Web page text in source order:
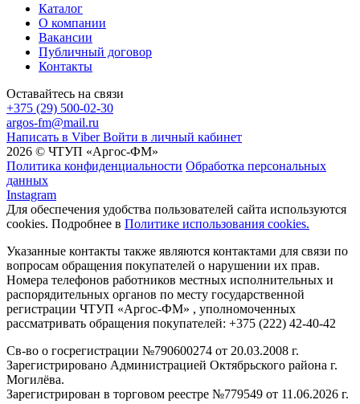
Каталог
О компании
Вакансии
Публичный договор
Контакты
Оставайтесь на связи
+375 (29) 500-02-30
argos-fm@mail.ru
Написать в Viber Войти в личный кабинет
2026 © ЧТУП «Аргос-ФМ»
Политика конфиденциальности Обработка персональных
данных
Instagram
Для обеспечения удобства пользователей сайта используются
cookies. Подробнее в Политике использования cookies.
Указанные контакты также являются контактами для связи по
вопросам обращения покупателей о нарушении их прав.
Номера телефонов работников местных исполнительных и
распорядительных органов по месту государственной
регистрации ЧТУП «Аргос-ФМ» , уполномоченных
рассматривать обращения покупателей: +375 (222) 42-40-42
Св-во о госрегистрации №790600274 от 20.03.2008 г.
Зарегистрировано Администрацией Октябрьского района г.
Могилёва.
Зарегистрирован в торговом реестре №779549 от 11.06.2026 г.